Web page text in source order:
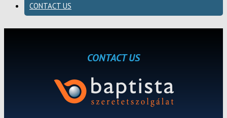
CONTACT US
CONTACT US